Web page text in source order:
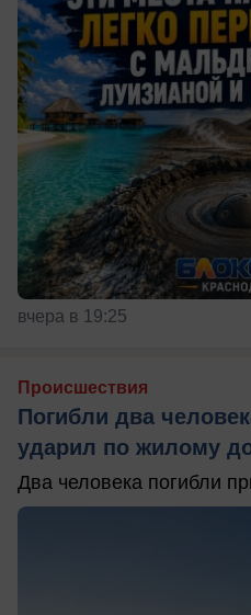
вчера в 19:25
Происшествия
Погибли два
ударил по жилому
Два человека погибли